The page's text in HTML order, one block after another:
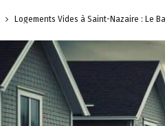
Logements Vides à Saint-Nazaire : Le